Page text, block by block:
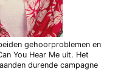
gehoorproblemen en
You Hear Me uit. Het
durende campagne